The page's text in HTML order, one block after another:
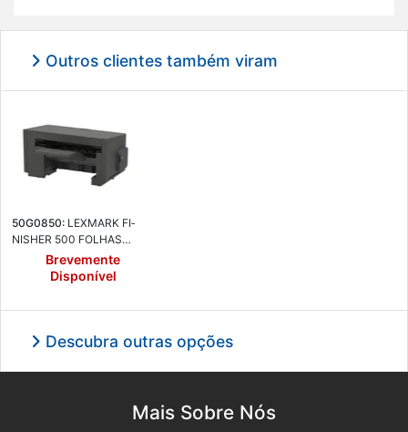
Outros clientes também viram
50G0850: LEX­MARK FI­
NISHER 500 FO­LHAS
MS725, MS/MX82X - Lex­
mark 50G0850
Brevemente
Disponível
Descubra outras opções
Mais Sobre Nós